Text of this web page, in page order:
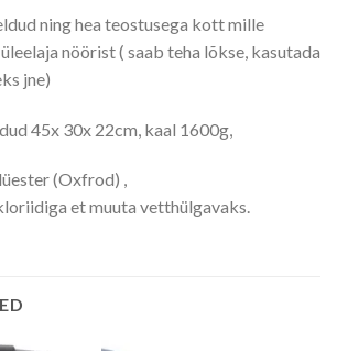
ning hea teostusega kott mille
nöörist ( saab teha lõkse, kasutada
jne)
45x 30x 22cm, kaal 1600g,
(Oxfrod) ,
et muuta vetthülgavaks.